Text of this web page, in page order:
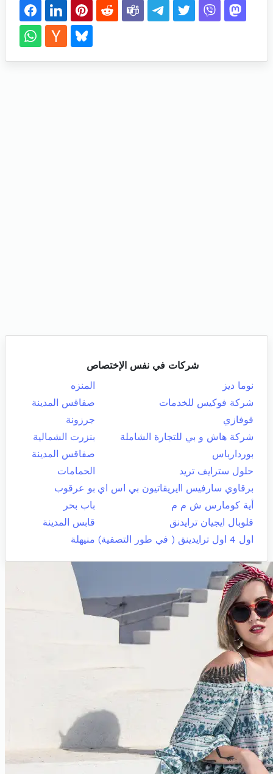
شركات في نفس الإختصاص
نوما ديز
المنزه
شركة فوكيس للخدمات
صفاقس المدينة
قوفازي
جرزونة
شركة هاش و بي للتجارة الشاملة
بنزرت الشمالية
بوردارباس
صفاقس المدينة
حلول سترايف تريد
الحمامات
برقاوي سارفيس اايريقاتيون بي اس اي بو عرقوب
أية كومارس ش م م
باب بحر
قلوبال ايجيان ترايدنق
قابس المدينة
اول 4 اول ترايدينق ( في طور التصفية)
منيهلة